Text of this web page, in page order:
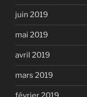
juin 2019
mai 2019
avril 2019
mars 2019